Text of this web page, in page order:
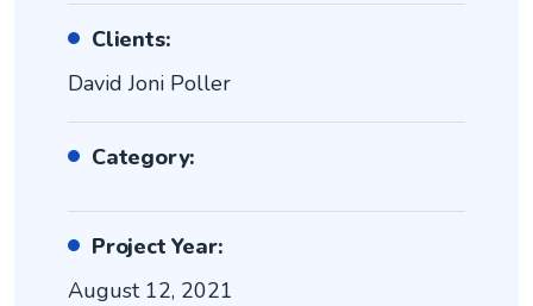
Clients:
David Joni Poller
Category:
Project Year:
August 12, 2021